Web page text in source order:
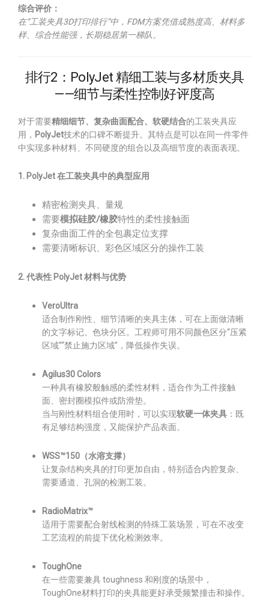
综合评价：
在“工装夹具3D打印排行”中，FDM方案凭借成熟度高、材料多
样、综合性能强，长期稳居第一梯队。
排行2：PolyJet 精细工装与多材质夹具
——细节与柔性控制好评度高
对于需要精细细节、复杂曲面配合、软硬结合的工装夹具应
用， PolyJet技术的口碑不断提升。其特点是可以在同一件零件
中实现多种材料、不同硬度的组合以及高细节度的表面表现。
1. PolyJet 在工装夹具中的典型应用
精密检测夹具、量规
需要模拟硅胶/橡胶特性的柔性接触面
复杂曲面工件的全包裹定位支撑
需要清晰标识、彩色区域区分的操作工装
2. 代表性 PolyJet 材料与优势
VeroUltra
适合制作刚性、细节清晰的夹具主体，可在上面做清晰
的文字标记、色块分区。工程师可用不同颜色区分“压紧
区域”“禁止施力区域”，降低操作失误。
Agilus30 Colors
一种具有橡胶般触感的柔性材料，适合作为工件接触
面、密封圈模拟件或防滑垫。
当与刚性材料组合使用时，可以实现软硬一体夹具 ：既
有足够结构强度，又能保护产品表面。
WSS™150（水溶支撑）
让复杂结构夹具的打印更加自由，特别适合内腔复杂、
需要通道、孔洞的检测工装。
RadioMatrix™
适用于需要配合射线检测的特殊工装场景，可在不改变
工艺流程的前提下优化检测效率。
ToughOne
在一些需要兼具 toughness 和刚度的场景中，
ToughOne材料打印的夹具能更好承受频繁撞击和操作。